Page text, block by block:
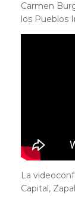
Carmen
los Pueblos
La
Capital,